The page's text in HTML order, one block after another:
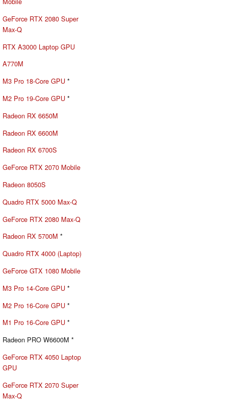
GeForce RTX 2080 Super
Max-Q
RTX A3000 Laptop GPU
A770M
M3 Pro 18-Core GPU *
M2 Pro 19-Core GPU *
Radeon RX 6650M
Radeon RX 6600M
Radeon RX 6700S
GeForce RTX 2070 Mobile
Radeon 8050S
Quadro RTX 5000 Max-Q
GeForce RTX 2080 Max-Q
Radeon RX 5700M *
Quadro RTX 4000 (Laptop)
GeForce GTX 1080 Mobile
M3 Pro 14-Core GPU *
M2 Pro 16-Core GPU *
M1 Pro 16-Core GPU *
Radeon PRO W6600M *
GeForce RTX 4050 Laptop
GPU
GeForce RTX 2070 Super
Max-Q